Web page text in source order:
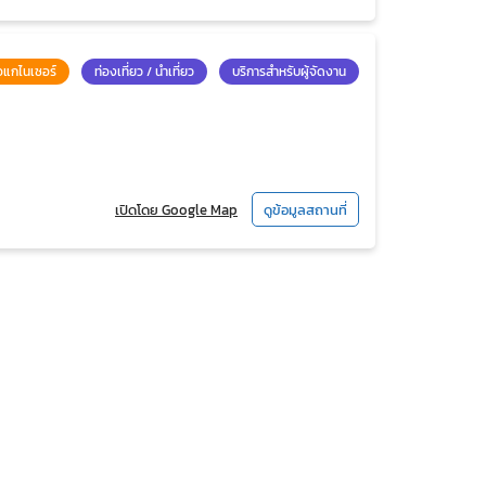
กไนเซอร์ ท่องเที่ยว / นำเที่ยว บริการสำหรับผู้จัดงาน
เปิดโดย Google Map ดูข้อมูลสถานที่